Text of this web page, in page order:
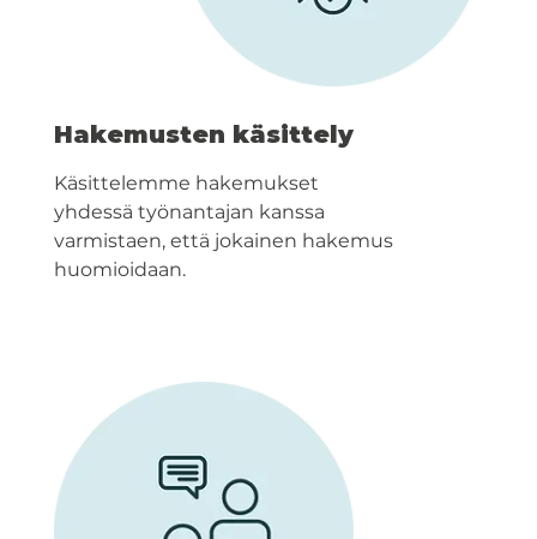
Hakemusten käsittely
Käsittelemme hakemukset
yhdessä työnantajan kanssa
varmistaen, että jokainen hakemus
huomioidaan.